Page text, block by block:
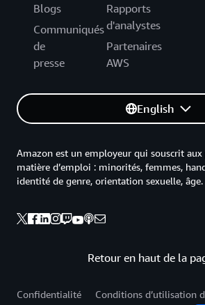
Blogs
Communiqués
de
presse
Rapports
d'analystes
Partenaires
AWS
English
Retour en haut de la
Amazon est un employeur qui souscrit aux
matière d’emploi : minorités, femmes,
identité de genre, orientation sexuelle, âge.
Confidentialité
Conditions d’utilisation